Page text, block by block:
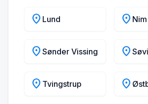
location_on Lund location_on Nim
location_on Sønder Vissing location_on
location_on Tvingstrup location_on